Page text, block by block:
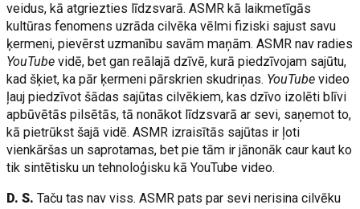
veidus, kā atgriezties līdzsvarā. ASMR kā laikmetīgās
kultūras fenomens uzrāda cilvēka vēlmi fiziski sajust savu
ķermeni, pievērst uzmanību savām maņām. ASMR nav radies
YouTubevidē, bet gan reālajā dzīvē, kurā piedzīvojam sajūtu,
kad šķiet, ka pār ķermeni pārskrien skudriņas. YouTubevideo
ļauj piedzīvot šādas sajūtas cilvēkiem, kas dzīvo izolēti blīvi
apbūvētās pilsētās, tā nonākot līdzsvarā ar sevi, saņemot to,
kā pietrūkst šajā vidē. ASMR izraisītās sajūtas ir ļoti
vienkāršas un saprotamas, bet pie tām ir jānonāk caur kaut ko
tik sintētisku un tehnoloģisku kā YouTube video.
D. S. Taču tas nav viss. ASMR pats par sevi nerisina cilvēku